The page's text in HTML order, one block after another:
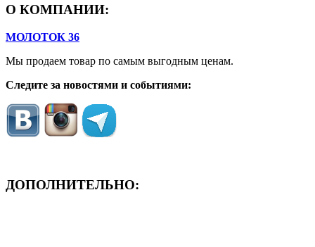
О КОМПАНИИ:
МОЛОТОК 36
Мы продаем товар по самым выгодным ценам.
Следите за новостями и событиями:
ДОПОЛНИТЕЛЬНО: